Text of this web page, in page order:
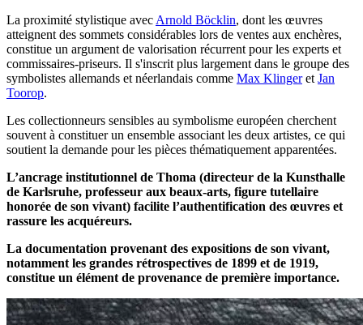
La proximité stylistique avec Arnold Böcklin, dont les œuvres
atteignent des sommets considérables lors de ventes aux enchères,
constitue un argument de valorisation récurrent pour les experts et
commissaires-priseurs. Il s'inscrit plus largement dans le groupe des
symbolistes allemands et néerlandais comme Max Klingeret Jan
Toorop.
Les collectionneurs sensibles au symbolisme européen cherchent
souvent à constituer un ensemble associant les deux artistes, ce qui
soutient la demande pour les pièces thématiquement apparentées.
L’ancrage institutionnel de Thoma (directeur de la Kunsthalle
de Karlsruhe, professeur aux beaux-arts, figure tutellaire
honorée de son vivant) facilite l’authentification des œuvres et
rassure les acquéreurs.
La documentation provenant des expositions de son vivant,
notamment les grandes rétrospectives de 1899 et de 1919,
constitue un élément de provenance de première importance.